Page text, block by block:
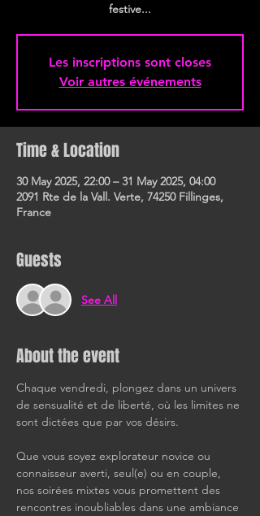
festive...
Les inscriptions sont closes
Voir autres événements
Time & Location
30 May 2025, 22:00 – 31 May 2025, 04:00
2091 Rte de la Vall. Verte, 74250 Fillinges,
France
Guests
See All
About the event
Chaque vendredi, plongez dans un univers
de sensualité et de liberté, où les limites ne
sont dictées que par vos désirs.
Que vous soyez explorateur novice ou
connaisseur averti, seul(e) ou en couple,
nos soirées mixtes vous promettent des
rencontres inoubliables dans une ambiance